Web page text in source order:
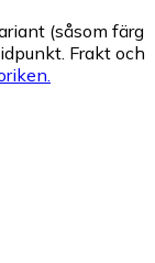
(såsom färg
Frakt och